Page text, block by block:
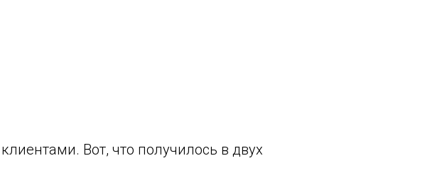
Вот, что получилось в двух